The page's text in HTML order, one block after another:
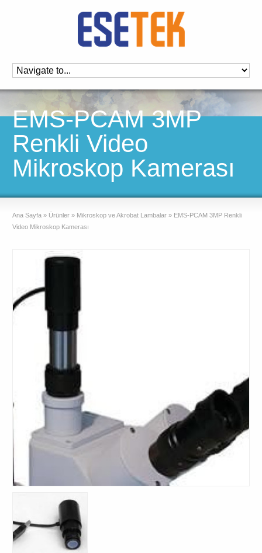
EMS-PCAM 3MP
Renkli Video
Mikroskop Kamerası
Ana Sayfa » Ürünler » Mikroskop ve Akrobat Lambalar » EMS-PCAM 3MP Renkli
Video Mikroskop Kamerası